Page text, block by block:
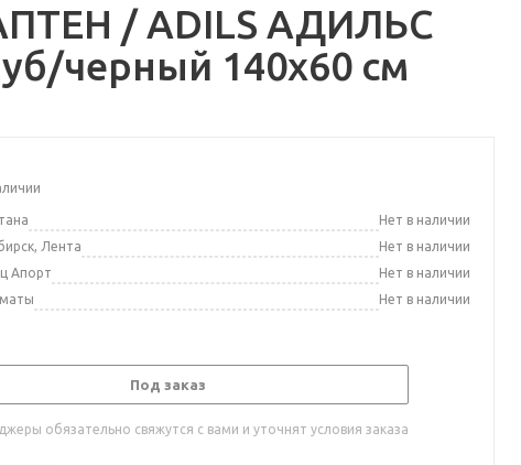
/ ADILS АДИЛЬС
черный 140x60 см
Нет в наличии
Лента
Нет в наличии
Апорт
Нет в наличии
Нет в наличии
Под заказ
обязательно свяжутся с вами и уточнят условия заказа